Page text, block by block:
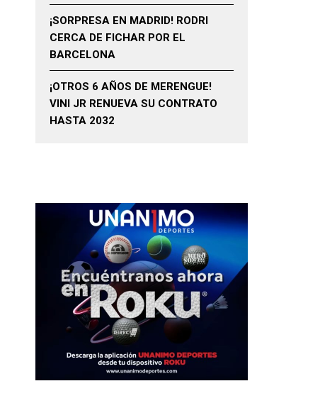
¡SORPRESA EN MADRID! RODRI
CERCA DE FICHAR POR EL
BARCELONA
¡OTROS 6 AÑOS DE MERENGUE!
VINI JR RENUEVA SU CONTRATO
HASTA 2032